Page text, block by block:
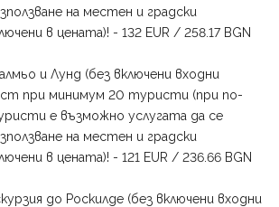
на местен и градски
в цената)! - 132 EUR / 258.17 BGN
и Лунд (без включени входни
при минимум 20 туристи (при по-
е възможно услугата да се
на местен и градски
в цената)! - 121 EUR / 236.66 BGN
до Роскилде (без включени входни